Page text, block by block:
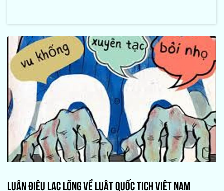
LUẬN ĐIỆU LẠC LÕNG VỀ LUẬT QUỐC TỊCH VIỆT NAM